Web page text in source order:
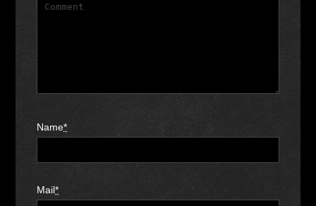
Name*
Mail*